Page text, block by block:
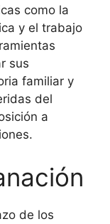
como la
y el trabajo
sus
familiar y
del
a
de los